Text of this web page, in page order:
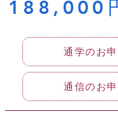
​188,000
通学のお
通信のお